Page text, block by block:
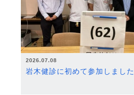
2026.07.08
岩木健診に初めて参加しました